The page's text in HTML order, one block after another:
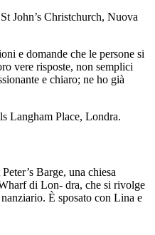
John’s Christchurch, Nuova
e domande che le persone si
vere risposte, non semplici
e chiaro; ne ho già
Langham Place, Londra.
Barge, una chiesa
di Lon- dra, che si rivolge
È sposato con Lina e